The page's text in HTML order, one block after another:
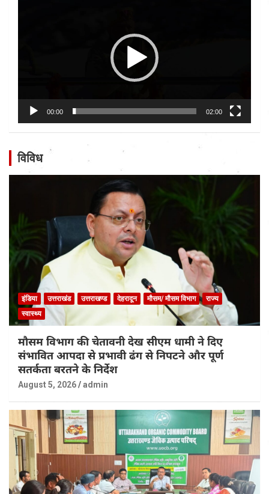
00:00 02:00
विविध
इंडिया उत्तराखंड उत्तराखण्ड देहरादून मौसम/ मौसम विभाग
राज्य
स्वास्थ्य
मौसम विभाग की चेतावनी देख सीएम धामी ने दिए
संभावित आपदा से प्रभावी ढंग से निपटने और पूर्ण
सतर्कता बरतने के निर्देश
August 5, 2026 admin